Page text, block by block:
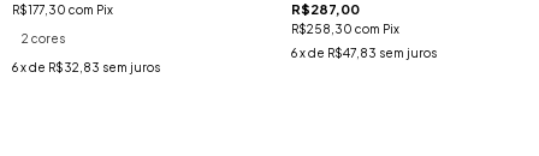
R$177,30 com Pix
2 cores
6x de R$32,83 sem juros
R$287,00
R$258,30 com Pix
6 x de R$47,83 sem juros